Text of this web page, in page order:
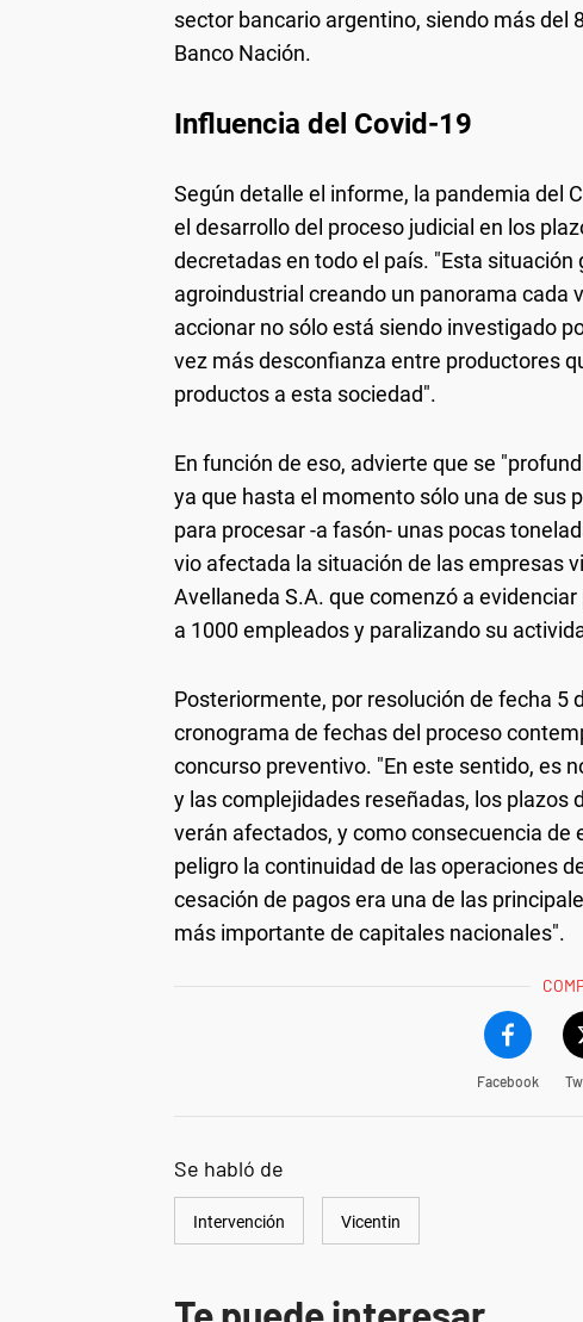
sector bancario argentino, siendo más del
Banco Nación.
Influencia del Covid-19
Según detalle el informe, la pandemia del
el desarrollo del proceso judicial en los
decretadas en todo el país. "Esta
agroindustrial creando un panorama cada
accionar no sólo está siendo investigado
vez más desconfianza entre productores
productos a esta sociedad".
En función de eso, advierte que se
ya que hasta el momento sólo una de sus
para procesar -a fasón- unas pocas
vio afectada la situación de las empresas
Avellaneda S.A. que comenzó a
a 1000 empleados y paralizando su
Posteriormente, por resolución de fecha 5
cronograma de fechas del proceso
concurso preventivo. "En este sentido, es
y las complejidades reseñadas, los
verán afectados, y como consecuencia
peligro la continuidad de las operaciones
cesación de pagos era una de las
más importante de capitales nacionales".
Facebook
Se habló de
Intervención Vicentin